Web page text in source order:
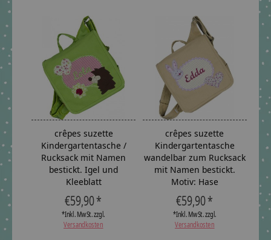
crêpes suzette
Kindergartentasche /
Rucksack mit Namen
bestickt. Igel und
Kleeblatt
€59,90 *
*Inkl. MwSt. zzgl.
Versandkosten
crêpes suzette
Kindergartentasche
wandelbar zum Rucksack
mit Namen bestickt.
Motiv: Hase
€59,90 *
*Inkl. MwSt. zzgl.
Versandkosten